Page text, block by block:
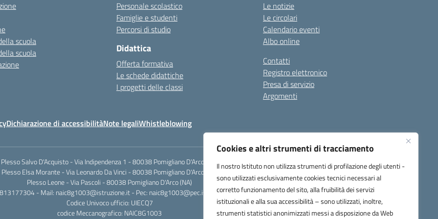
Cookies e altri strumenti di tracciamento
Il nostro Istituto non utilizza strumenti di profilazione degli utenti -
sono utilizzati esclusivamente cookies tecnici necessari al
corretto funzionamento del sito, alla fruibilità dei servizi
istituzionali e alla sua accessibilità – sono utilizzati, inoltre,
strumenti statistici anonimizzati messi a disposizione da Web
scuola
scuola
Personale scolastico
Famiglie e studenti
Percorsi di studio
Didattica
Offerta formativa
Le schede didattiche
I progetti delle classi
Le notizie
Le circolari
Calendario eventi
Albo online
Contatti
Registro elettronico
Presa di servizio
Argomenti
Dichiarazione di accessibilitàNote legaliWhistleblowing
Plesso Salvo D'Acquisto - Via Indipendenza 1 - 80038 Pomigliano D'Arco (NA)
Plesso Elsa Morante - Via Leonardo Da Vinci - 80038 Pomigliano D'Arco (NA)
Plesso Leone - Via Pascoli - 80038 Pomigliano D'Arco (NA)
- Mail: naic8g1003@istruzione.it - Pec: naic8g1003@pec.istruzione.it
Codice Univoco ufficio: UIECQ7
codice Meccanografico: NAIC8G1003